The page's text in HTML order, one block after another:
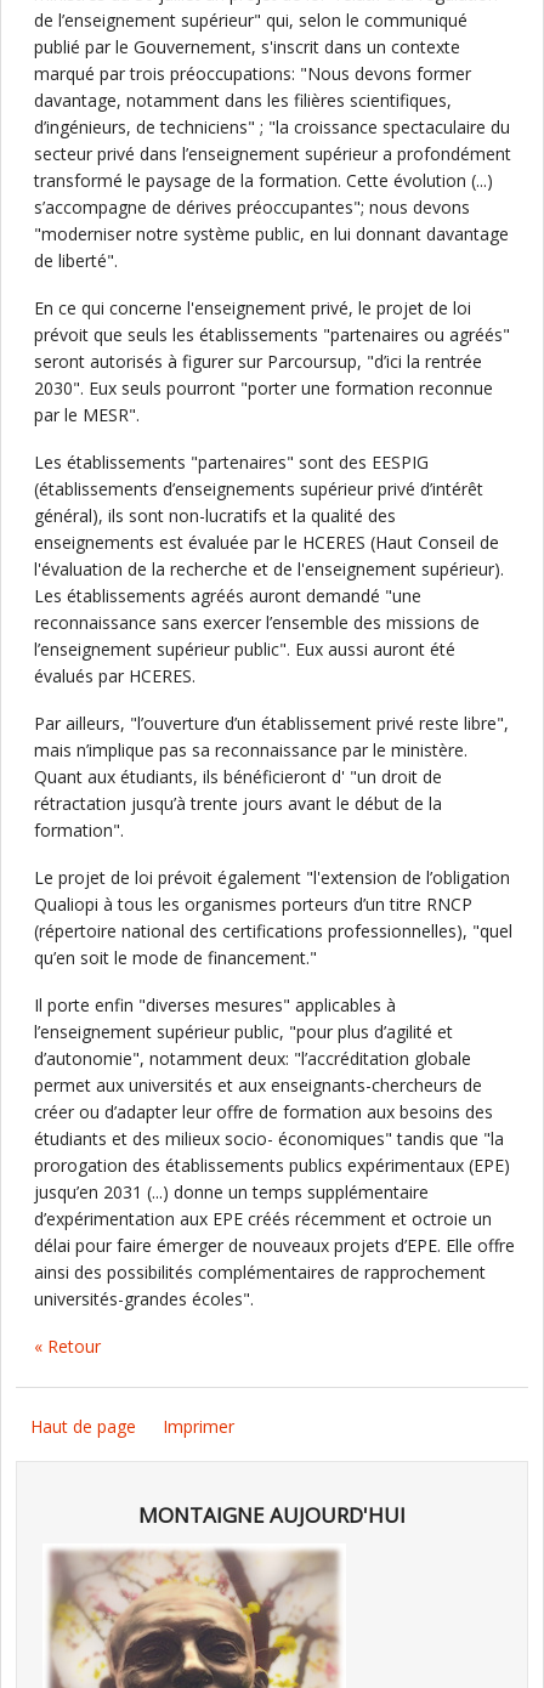
de l’enseignement supérieur" qui, selon le communiqué
publié par le Gouvernement, s'inscrit dans un contexte
marqué par trois préoccupations: "Nous devons former
davantage, notamment dans les filières scientifiques,
d’ingénieurs, de techniciens" ; "la croissance spectaculaire du
secteur privé dans l’enseignement supérieur a profondément
transformé le paysage de la formation. Cette évolution (...)
s’accompagne de dérives préoccupantes"; nous devons
"moderniser notre système public, en lui donnant davantage
de liberté".
En ce qui concerne l'enseignement privé, le projet de loi
prévoit que seuls les établissements "partenaires ou agréés"
seront autorisés à figurer sur Parcoursup, "d’ici la rentrée
2030". Eux seuls pourront "porter une formation reconnue
par le MESR".
Les établissements "partenaires" sont des EESPIG
(établissements d’enseignements supérieur privé d’intérêt
général), ils sont non-lucratifs et la qualité des
enseignements est évaluée par le HCERES (Haut Conseil de
l'évaluation de la recherche et de l'enseignement supérieur).
Les établissements agréés auront demandé "une
reconnaissance sans exercer l’ensemble des missions de
l’enseignement supérieur public". Eux aussi auront été
évalués par HCERES.
Par ailleurs, "l’ouverture d’un établissement privé reste libre",
mais n’implique pas sa reconnaissance par le ministère.
Quant aux étudiants, ils bénéficieront d' "un droit de
rétractation jusqu’à trente jours avant le début de la
formation".
Le projet de loi prévoit également "l'extension de l’obligation
Qualiopi à tous les organismes porteurs d’un titre RNCP
(répertoire national des certifications professionnelles), "quel
qu’en soit le mode de financement."
Il porte enfin "diverses mesures" applicables à
l’enseignement supérieur public, "pour plus d’agilité et
d’autonomie", notamment deux: "l’accréditation globale
permet aux universités et aux enseignants-chercheurs de
créer ou d’adapter leur offre de formation aux besoins des
étudiants et des milieux socio- économiques" tandis que "la
prorogation des établissements publics expérimentaux (EPE)
jusqu’en 2031 (...) donne un temps supplémentaire
d’expérimentation aux EPE créés récemment et octroie un
délai pour faire émerger de nouveaux projets d’EPE. Elle offre
ainsi des possibilités complémentaires de rapprochement
universités-grandes écoles".
« Retour
Haut de page Imprimer
MONTAIGNE AUJOURD'HUI